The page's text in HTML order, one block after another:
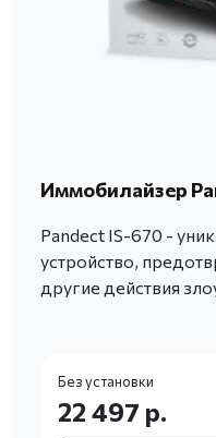
Иммобилайзер
Pandect IS-670 -
устройство,
другие действия
Без установки
22 497 р.